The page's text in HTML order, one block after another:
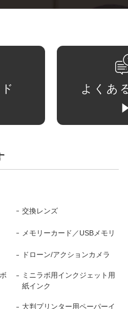
よくあ
交換レンズ
メモリーカード／USBメモリ
ドローン/アクションカメラ
ミニラボ用インクジェット用
紙インク
大判プリンター用ペーパーイ